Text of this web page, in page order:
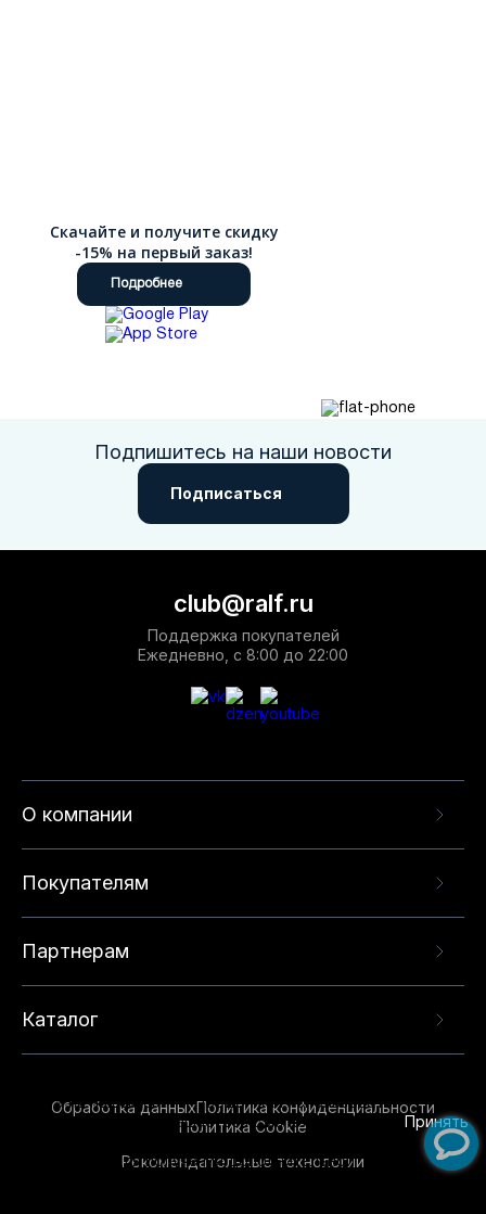
Скачайте и получите скидку
-15% на первый заказ!
Подробнее
Подпишитесь на наши новости
Подписаться
О компании
Покупателям
Партнерам
Каталог
club@ralf.ru
Поддержка покупателей
Ежедневно, с 8:00 до 22:00
Обработка данныхПолитика конфиденциальности
Политика Cookie
Рекомендательные технологии
опыта на нашем сайте. Продолжая использовать
данный сайт, вы соглашаетесь с использованием
технологий. Для получения дополнительной
Принять